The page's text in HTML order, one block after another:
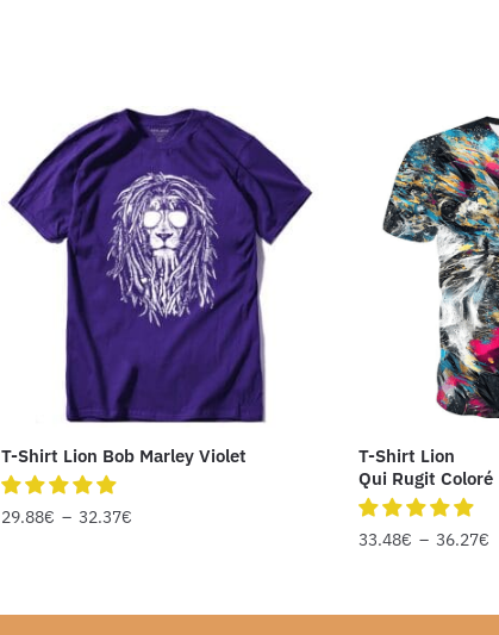
T-Shirt Lion Bob Marley Violet
29.88€ – 32.37€
T-Shirt Lion
Qui Rugit Coloré
33.48€ – 36.27€